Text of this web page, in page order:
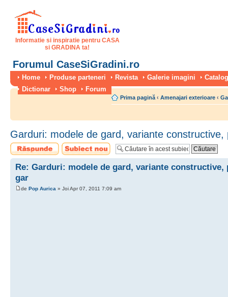
Informatie si inspiratie pentru CASA
si GRADINA ta!
Forumul CaseSiGradini.ro
Home Produse parteneri Revista Galerie imagini
Dictionar
Shop Forum
Prima pagină ‹ Amenajari exterioare ‹
Garduri: modele de gard, variante constructive,
Scrie un răspuns
Scrie un subiect
nou
Re: Garduri: modele de gard, variante constructive,
gar
de Pop Aurica » Joi Apr 07, 2011 7:09 am